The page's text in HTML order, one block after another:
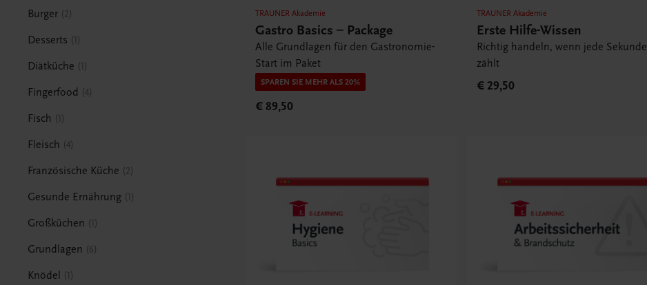
Burger 2
Desserts 1
Diätküche 1
Fingerfood 4
Fisch 1
Fleisch 4
Französische Küche 2
Gesunde Ernährung 1
Großküchen 1
Grundlagen 6
Knödel 1
TRAUNER Akademie
Gastro Basics – Package
Alle Grundlagen für den Gastronomie-
Start im Paket
SPAREN SIE MEHR ALS 20%
€ 89,50
TRAUNER Akademie
Erste Hilfe-Wissen
Richtig handeln, wenn jede Sekunde
zählt
€ 29,50